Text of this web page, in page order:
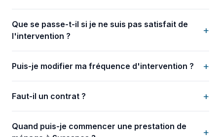
Que se passe-t-il si je ne suis pas satisfait de
l'intervention ?
+
Puis-je modifier ma fréquence d'intervention ? +
Faut-il un contrat ? +
Quand puis-je commencer une prestation de
+